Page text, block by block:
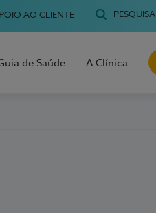
AO CLIENTE PESQUISA
de Saúde A Clínica